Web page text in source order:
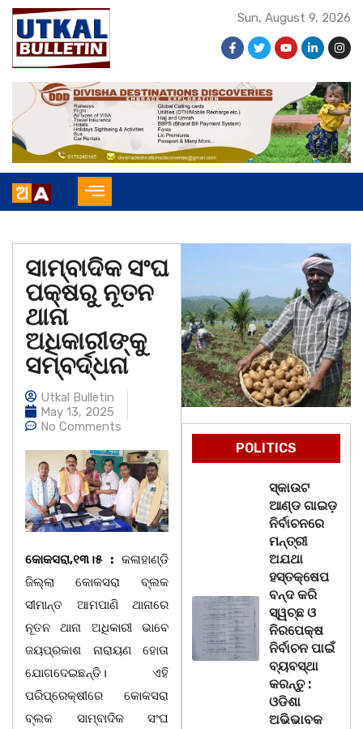
Sun, August 9, 2026
ସାମ୍ବାଦିକ ସଂଘ
ପକ୍ଷରୁ ନୂତନ
ଥାନା
ଅଧିକାରୀଙ୍କୁ
ସମ୍ବର୍ଦ୍ଧନା
Utkal Bulletin
May 13, 2025
No Comments
କୋକସରା,୧୩।୫ : କଳାହାଣ୍ଡି
ଜିଲ୍ଲା କୋକସରା ବ୍ଲକ
ସୀମାନ୍ତ ଆମପାଣି ଥାନାରେ
ନୂତନ ଥାନା ଅଧିକାରୀ ଭାବେ
ଜୟପ୍ରକାଶ ନାରାୟଣ ହୋତା
ଯୋଗଦେଇଛନ୍ତି। ଏହି
ପରିପ୍ରେକ୍ଷୀରେ କୋକସରା
ବ୍ଲକ ସାମ୍ବାଦିକ ସଂଘ
POLITICS
ସ୍କାଉଟ
ଆଣ୍ଡ ଗାଇଡ଼
ନିର୍ବାଚନରେ
ମନ୍ତ୍ରୀ
ଅଯଥା
ହସ୍ତକ୍ଷେପ
ବନ୍ଦ କରି
ସ୍ୱଚ୍ଛ ଓ
ନିରପେକ୍ଷ
ନିର୍ବାଚନ ପାଇଁ
ବ୍ୟବସ୍ଥା
କରନ୍ତୁ :
ଓଡିଶା
ଅଭିଭାବକ